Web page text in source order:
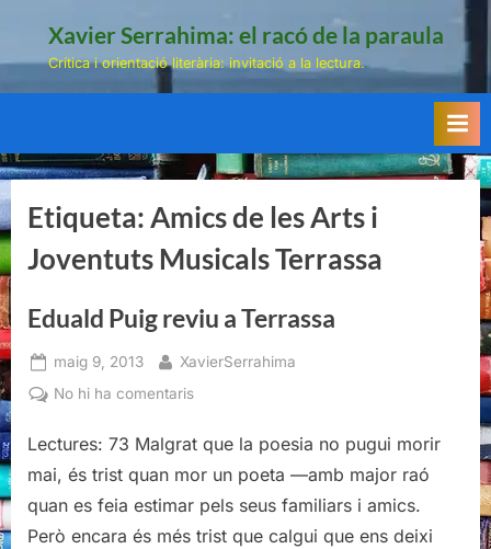
Xavier Serrahima: el racó de la paraula
Crítica i orientació literària: invitació a la lectura.
Etiqueta:Amics de les Arts i
Joventuts Musicals Terrassa
Eduald Puig reviu a Terrassa
Posted
on
maig 9, 2013 By
XavierSerrahima
No hi ha comentarisa
Puig
reviu
Terrassa
Lectures: 73 Malgrat que la poesia no pugui morir
mai, és trist quan mor un poeta —amb major raó
quan es feia estimar pels seus familiars i amics.
Però encara és més trist que calgui que ens deixi